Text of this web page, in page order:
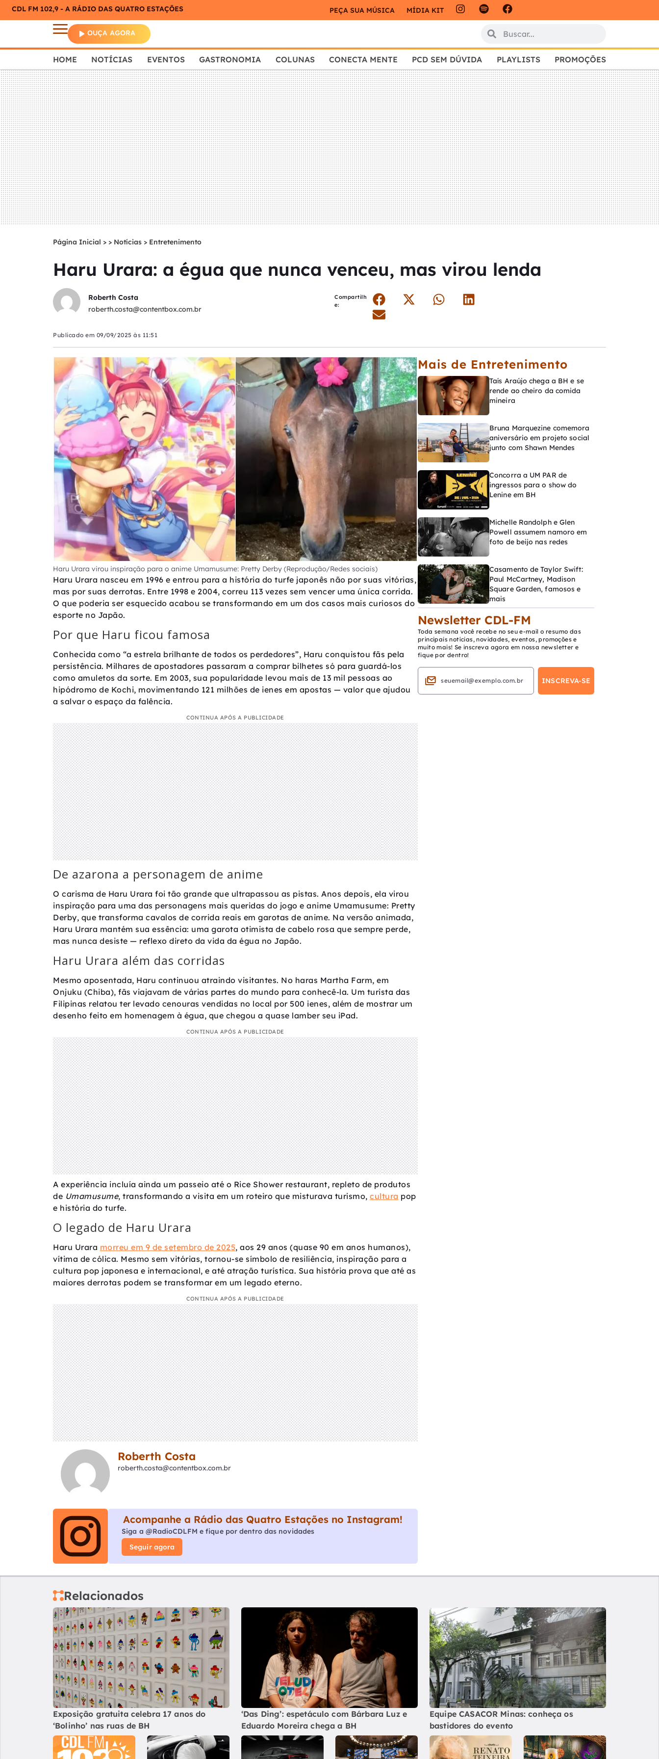
CDL FM 102,9 - A RÁDIO DAS QUATRO ESTAÇÕES PEÇA SUA MÚSICA MÍDIA KIT
OUÇA AGORA
HOME NOTÍCIAS EVENTOS GASTRONOMIA COLUNAS CONECTA MENTE PCD SEM DÚVIDA PLAYLISTS PROMOÇÕES
Página Inicial > Notícias > Entretenimento
Haru Urara: a égua que nunca venceu, mas virou lenda
Roberth Costa
roberth.costa@contentbox.com.br
Compartilh
e:
Publicado em 09/09/2025 às 11:51
Haru Urara virou inspiração para o anime Umamusume: Pretty Derby (Reprodução/Redes sociais)
Haru Urara nasceu em 1996 e entrou para a história do turfe japonês não por suas vitórias,
mas por suas derrotas. Entre 1998 e 2004, correu 113 vezes sem vencer uma única corrida.
O que poderia ser esquecido acabou se transformando em um dos casos mais curiosos do
esporte no Japão.
Por que Haru ficou famosa
Conhecida como “a estrela brilhante de todos os perdedores”, Haru conquistou fãs pela
persistência. Milhares de apostadores passaram a comprar bilhetes só para guardá-los
como amuletos da sorte. Em 2003, sua popularidade levou mais de 13 mil pessoas ao
hipódromo de Kochi, movimentando 121 milhões de ienes em apostas — valor que ajudou
a salvar o espaço da falência.
CONTINUA APÓS A PUBLICIDADE
De azarona a personagem de anime
O carisma de Haru Urara foi tão grande que ultrapassou as pistas. Anos depois, ela virou
inspiração para uma das personagens mais queridas do jogo e anime Umamusume: Pretty
Derby, que transforma cavalos de corrida reais em garotas de anime. Na versão animada,
Haru Urara mantém sua essência: uma garota otimista de cabelo rosa que sempre perde,
mas nunca desiste — reflexo direto da vida da égua no Japão.
Haru Urara além das corridas
Mesmo aposentada, Haru continuou atraindo visitantes. No haras Martha Farm, em
Onjuku (Chiba), fãs viajavam de várias partes do mundo para conhecê-la. Um turista das
Filipinas relatou ter levado cenouras vendidas no local por 500 ienes, além de mostrar um
desenho feito em homenagem à égua, que chegou a quase lamber seu iPad.
CONTINUA APÓS A PUBLICIDADE
A experiência incluía ainda um passeio até o Rice Shower restaurant, repleto de produtos
de Umamusume, transformando a visita em um roteiro que misturava turismo, cultura pop
e história do turfe.
O legado de Haru Urara
Haru Urara morreu em 9 de setembro de 2025, aos 29 anos (quase 90 em anos humanos),
vítima de cólica. Mesmo sem vitórias, tornou-se símbolo de resiliência, inspiração para a
cultura pop japonesa e internacional, e até atração turística. Sua história prova que até as
maiores derrotas podem se transformar em um legado eterno.
CONTINUA APÓS A PUBLICIDADE
Roberth Costa
roberth.costa@contentbox.com.br
Acompanhe a Rádio das Quatro Estações no Instagram!
Siga a @RadioCDLFM e fique por dentro das novidades
Seguir agora
Mais de Entretenimento
Taís Araújo chega a BH e se
rende ao cheiro da comida
mineira
Bruna Marquezine comemora
aniversário em projeto social
junto com Shawn Mendes
Concorra a UM PAR de
ingressos para o show do
Lenine em BH
Michelle Randolph e Glen
Powell assumem namoro em
foto de beijo nas redes
Casamento de Taylor Swift:
Paul McCartney, Madison
Square Garden, famosos e
mais
Newsletter CDL-FM
Toda semana você recebe no seu e-mail o resumo das
principais notícias, novidades, eventos, promoções e
muito mais! Se inscreva agora em nossa newsletter e
fique por dentro!
Relacionados
Exposição gratuita celebra 17 anos do
‘Bolinho’ nas ruas de BH
‘Das Ding’: espetáculo com Bárbara Luz e
Eduardo Moreira chega a BH
Equipe CASACOR Minas: conheça os
bastidores do evento